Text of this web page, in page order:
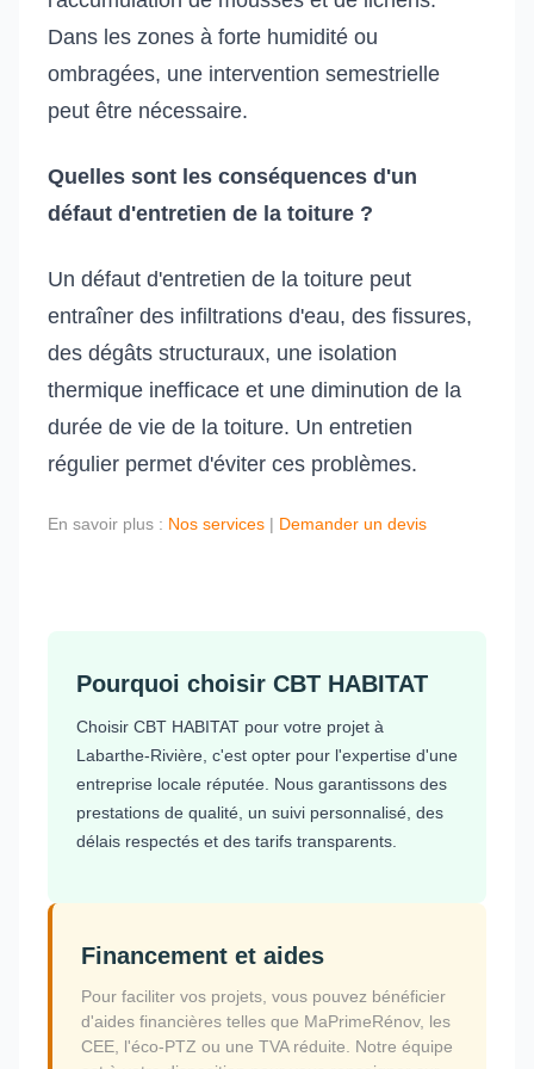
Dans les zones à forte humidité ou
ombragées, une intervention semestrielle
peut être nécessaire.
Quelles sont les conséquences d'un
défaut d'entretien de la toiture ?
Un défaut d'entretien de la toiture peut
entraîner des infiltrations d'eau, des fissures,
des dégâts structuraux, une isolation
thermique inefficace et une diminution de la
durée de vie de la toiture. Un entretien
régulier permet d'éviter ces problèmes.
En savoir plus : Nos services | Demander un devis
Pourquoi choisir CBT HABITAT
Choisir CBT HABITAT pour votre projet à
Labarthe-Rivière, c'est opter pour l'expertise d'une
entreprise locale réputée. Nous garantissons des
prestations de qualité, un suivi personnalisé, des
délais respectés et des tarifs transparents.
Financement et aides
Pour faciliter vos projets, vous pouvez bénéficier
d'aides financières telles que MaPrimeRénov, les
CEE, l'éco-PTZ ou une TVA réduite. Notre équipe